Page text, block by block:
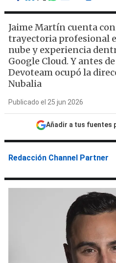
Jaime Martín cuenta
trayectoria profesional
nube y experiencia
Google Cloud. Y antes
Devoteam ocupó la
Nubalia
Publicado el 25 jun 2026
Añadir a tus fuentes
Redacción Channel Partner